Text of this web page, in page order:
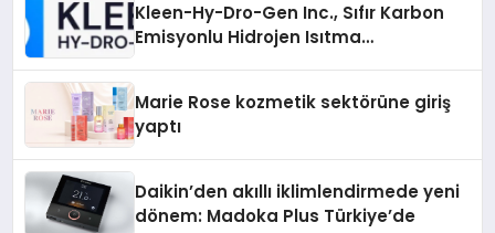
Kleen-Hy-Dro-Gen Inc., Sıfır Karbon
Emisyonlu Hidrojen Isıtma
Marie Rose kozmetik sektörüne giriş
yaptı
Daikin’den akıllı iklimlendirmede yeni
dönem: Madoka Plus Türkiye’de